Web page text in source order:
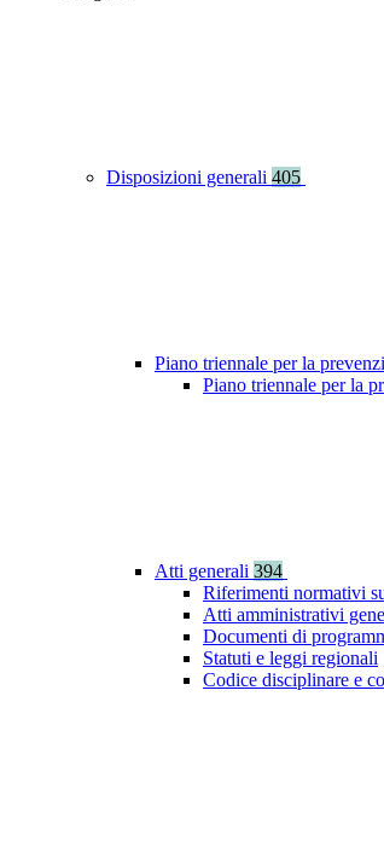
Disposizioni generali 405
Piano triennale per la
Piano triennale per la
Atti generali 394
Riferimenti normativi
Atti amministrativi
Documenti di
Statuti e leggi regionali
Codice disciplinare e